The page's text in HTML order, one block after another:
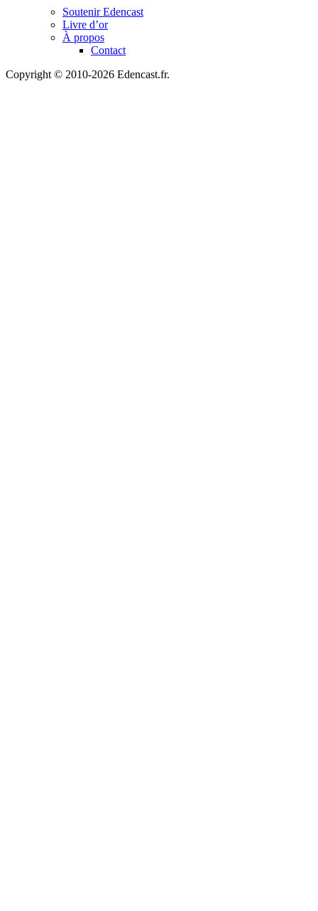
Soutenir Edencast
Livre d’or
À propos
Contact
Copyright © 2010-2026 Edencast.fr.